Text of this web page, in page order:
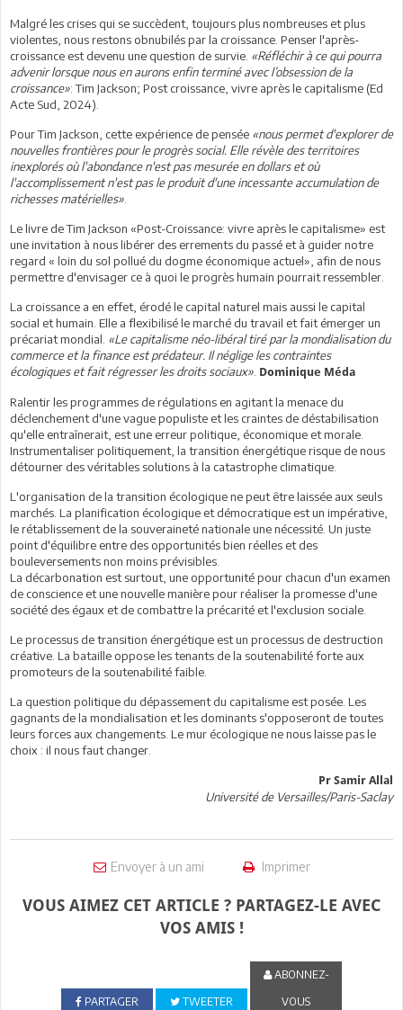
Malgré les crises qui se succèdent, toujours plus nombreuses et plus
violentes, nous restons obnubilés par la croissance. Penser l'après-
croissance est devenu une question de survie. «Réfléchir à ce qui pourra
advenir lorsque nous en aurons enfin terminé avec l’obsession de la
croissance»: Tim Jackson; Post croissance, vivre après le capitalisme (Ed
Acte Sud, 2024).
Pour Tim Jackson, cette expérience de pensée «nous permet d'explorer de
nouvelles frontières pour le progrès social. Elle révèle des territoires
inexplorés où l'abondance n'est pas mesurée en dollars et où
l'accomplissement n'est pas le produit d'une incessante accumulation de
richesses matérielles»
Le livre de Tim Jackson «Post-Croissance: vivre après le capitalisme» est
une invitation à nous libérer des errements du passé et à guider notre
regard « loin du sol pollué du dogme économique actuel», afin de nous
permettre d'envisager ce à quoi le progrès humain pourrait ressembler.
La croissance a en effet, érodé le capital naturel mais aussi le capital
social et humain. Elle a flexibilisé le marché du travail et fait émerger un
précariat mondial. «Le capitalisme néo-libéral tiré par la mondialisation du
commerce et la finance est prédateur. Il néglige les contraintes
écologiques et fait régresser les droits sociaux» Dominique Méda
Ralentir les programmes de régulations en agitant la menace du
déclenchement d'une vague populiste et les craintes de déstabilisation
qu'elle entraînerait, est une erreur politique, économique et morale.
Instrumentaliser politiquement, la transition énergétique risque de nous
détourner des véritables solutions à la catastrophe climatique.
L'organisation de la transition écologique ne peut être laissée aux seuls
marchés. La planification écologique et démocratique est un impérative,
le rétablissement de la souveraineté nationale une nécessité. Un juste
point d'équilibre entre des opportunités bien réelles et des
bouleversements non moins prévisibles.
La décarbonation est surtout, une opportunité pour chacun d'un examen
de conscience et une nouvelle manière pour réaliser la promesse d'une
société des égaux et de combattre la précarité et l'exclusion sociale.
Le processus de transition énergétique est un processus de destruction
créative. La bataille oppose les tenants de la soutenabilité forte aux
promoteurs de la soutenabilité faible.
La question politique du dépassement du capitalisme est posée. Les
gagnants de la mondialisation et les dominants s'opposeront de toutes
leurs forces aux changements. Le mur écologique ne nous laisse pas le
choix : il nous faut changer.
Pr Samir Allal
Université de Versailles/Paris-Saclay
Envoyer à un ami Imprimer
VOUS AIMEZ CET ARTICLE ? PARTAGEZ-LE AVEC
VOS AMIS !
PARTAGER TWEETER
ABONNEZ-
VOUS